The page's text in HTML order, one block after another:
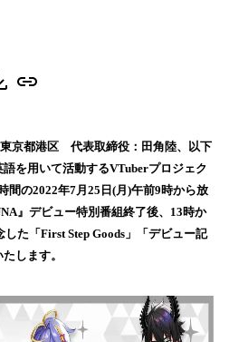
京都港区 代表取締役：田角陸、以下
語を用いて活動するVTuberプロジェク
間の2022年7月25日(月)午前9時から放
』デビュー特別番組終了後、13時か
た「First Step Goods」「デビュー記
します。